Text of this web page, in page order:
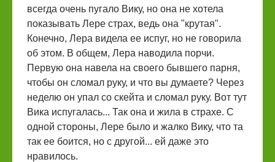
всегда очень пугало Вику, но она не хотела
показывать Лере страх, ведь она "крутая".
Конечно, Лера видела ее испуг, но не говорила
об этом. В общем, Лера наводила порчи.
Первую она навела на своего бывшего парня,
чтобы он сломал руку, и что вы думаете? Через
неделю он упал со скейта и сломал руку. Вот тут
Вика испугалась... Так она и жила в страхе. С
одной стороны, Лере было и жалко Вику, что та
так ее боится, но с другой... ей даже это
нравилось.